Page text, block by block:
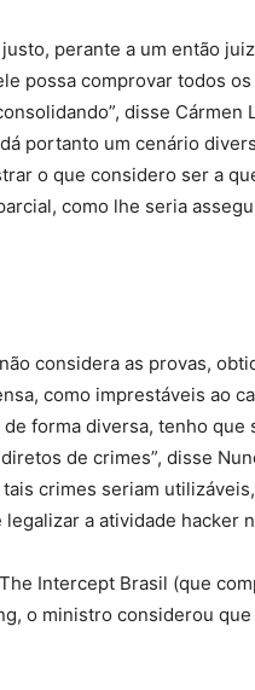
perante a um então
possa comprovar todos
disse Cármen
portanto um cenário
o que considero ser a
como lhe seria
considera as provas,
como imprestáveis ao
forma diversa, tenho que
de crimes”, disse
crimes seriam
a atividade hacker
Intercept Brasil (que
o ministro considerou